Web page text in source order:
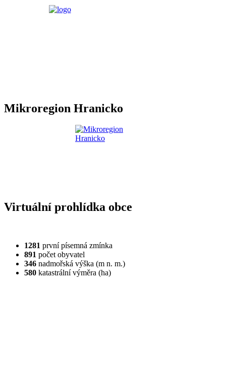
Mikroregion Hranicko
Virtuální prohlídka obce
1281 první písemná zmínka
891 počet obyvatel
346 nadmořská výška (m n. m.)
580 katastrální výměra (ha)